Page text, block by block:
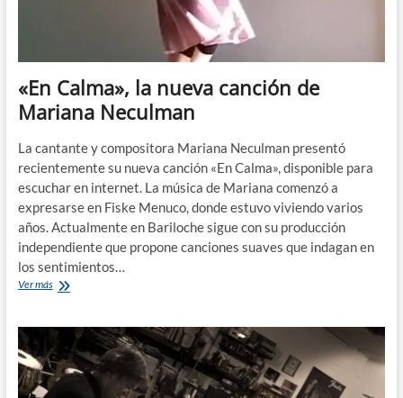
«En Calma», la nueva canción de
Mariana Neculman
La cantante y compositora Mariana Neculman presentó
recientemente su nueva canción «En Calma», disponible para
escuchar en internet. La música de Mariana comenzó a
expresarse en Fiske Menuco, donde estuvo viviendo varios
años. Actualmente en Bariloche sigue con su producción
independiente que propone canciones suaves que indagan en
los sentimientos…
Ver más«En
nueva
canción
de
Mariana